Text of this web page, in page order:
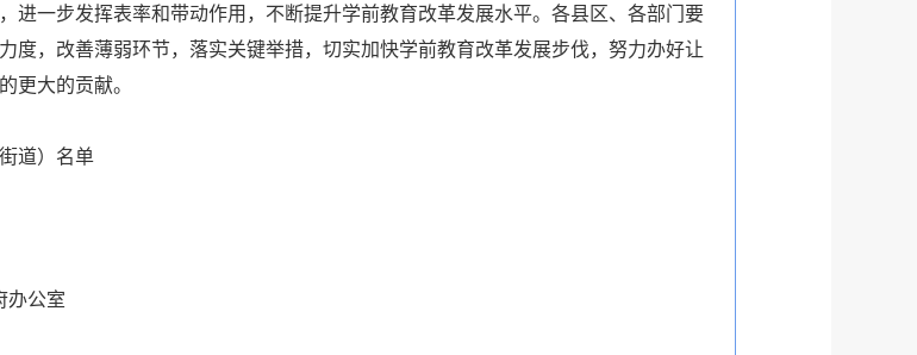
一步发挥表率和带动作用，不断提升学前教育改革发展水平。各县区、各部门要
度，改善薄弱环节，落实关键举措，切实加快学前教育改革发展步伐，努力办好让
更大的贡献。
道）名单
室